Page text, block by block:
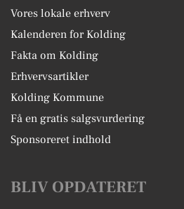
Vores lokale erhverv
Kalenderen for Kolding
Fakta om Kolding
Erhvervsartikler
Kolding Kommune
Få en gratis salgsvurdering
Sponsoreret indhold
BLIV OPDATERET